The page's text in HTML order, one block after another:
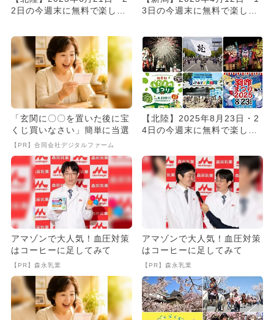
2日の今週末に無料で楽しめ
3日の今週末に無料で楽しめ
「玄関に〇〇を置いた後に宝
くじ買いなさい」簡単に当選
【PR】合同会社デジタルファーム
【北陸】2025年8月23日・2
4日の今週末に無料で楽しめ
アマゾンで大人気！血圧対策
はコーヒーに足してみて
【PR】森永乳業
アマゾンで大人気！血圧対策
はコーヒーに足してみて
【PR】森永乳業